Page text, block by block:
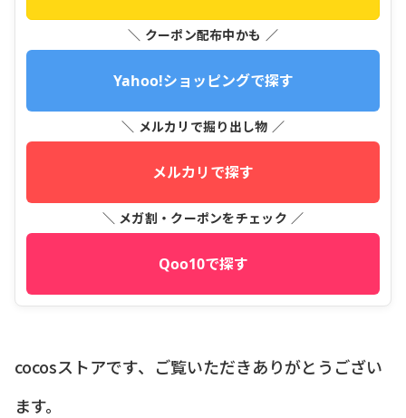
＼ クーポン配布中かも ／
Yahoo!ショッピングで探す
＼ メルカリで掘り出し物 ／
メルカリで探す
＼ メガ割・クーポンをチェック ／
Qoo10で探す
cocosストアです、ご覧いただきありがとうござい
ます。